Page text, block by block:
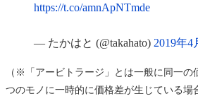
https://t.co/amnApNTmde
— たかはと (@takahato) 2019年4
（※「アービトラージ」とは一般に同一の
つのモノに一時的に価格差が生じている場